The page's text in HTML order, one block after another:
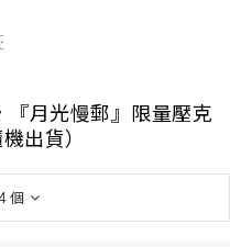
月光慢郵』限量壓克
出貨）
個